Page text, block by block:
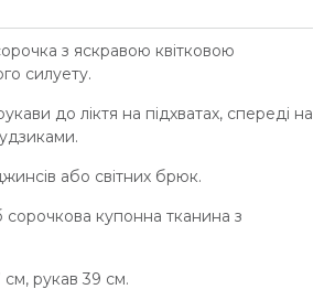
з яскравою квітковою
силуету.
до ліктя на підхватах, спереді на
або світних брюк.
сорочкова купонна тканина з
см, рукав 39 см.